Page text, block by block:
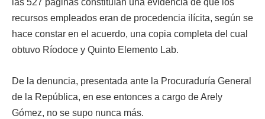
las 527 páginas constituían una evidencia de que los
recursos empleados eran de procedencia ilícita, según se
hace constar en el acuerdo, una copia completa del cual
obtuvo Ríodoce y Quinto Elemento Lab.
De la denuncia, presentada ante la Procuraduría General
de la República, en ese entonces a cargo de Arely
Gómez, no se supo nunca más.